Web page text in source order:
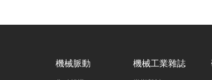
機械脈動 機械工業雜誌